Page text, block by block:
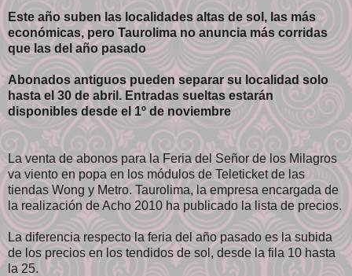
Este año suben las localidades altas de sol, las más
económicas, pero Taurolima no anuncia más corridas
que las del año pasado
Abonados antiguos pueden separar su localidad solo
hasta el 30 de abril. Entradas sueltas estarán
disponibles desde el 1º de noviembre
La venta de abonos para la Feria del Señor de los Milagros
va viento en popa en los módulos de Teleticket de las
tiendas Wong y Metro. Taurolima, la empresa encargada de
la realización de Acho 2010 ha publicado la lista de precios.
La diferencia respecto la feria del año pasado es la subida
de los precios en los tendidos de sol, desde la fila 10 hasta
la 25.